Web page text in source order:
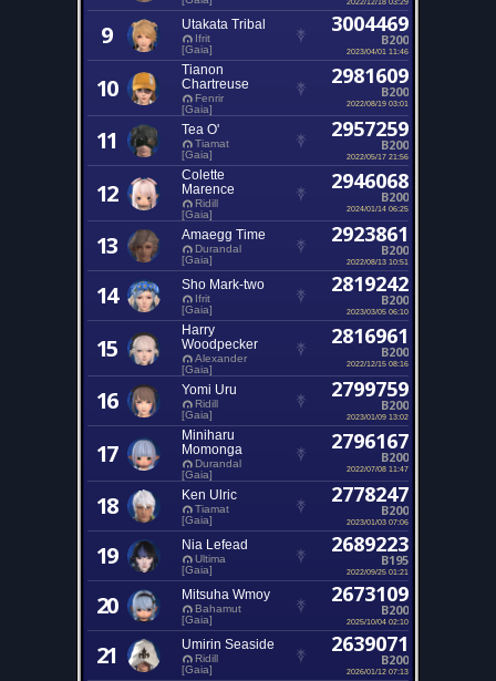
9 Utakata Tribal
Ifrit
[Gaia]
3004469
B200
2023/04/01 11:46
10
Tianon
Chartreuse
Fenrir
[Gaia]
2981609
B200
2022/08/19 03:01
11 Tea O'
Tiamat
[Gaia]
2957259
B200
2022/05/17 21:56
12
Colette
Marence
Ridill
[Gaia]
2946068
B200
2024/01/14 06:25
13 Amaegg Time
Durandal
[Gaia]
2923861
B200
2022/08/13 10:51
14 Sho Mark-two
Ifrit
[Gaia]
2819242
B200
2023/03/05 06:10
15
Harry
Woodpecker
Alexander
[Gaia]
2816961
B200
2022/12/15 08:16
16 Yomi Uru
Ridill
[Gaia]
2799759
B200
2023/01/09 13:02
17
Miniharu
Momonga
Durandal
[Gaia]
2796167
B200
2022/07/08 11:47
18 Ken Ulric
Tiamat
[Gaia]
2778247
B200
2023/01/03 07:06
19 Nia Lefead
Ultima
[Gaia]
2689223
B195
2022/09/25 01:21
20 Mitsuha Wmoy
Bahamut
[Gaia]
2673109
B200
2025/10/04 02:10
21 Umirin Seaside
Ridill
[Gaia]
2639071
B200
2026/01/12 07:13